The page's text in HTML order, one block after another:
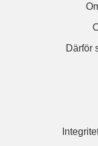
Därför